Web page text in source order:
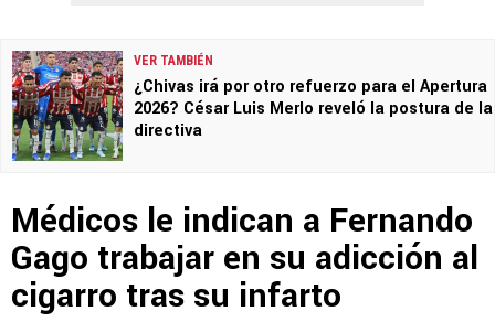
VER TAMBIÉN
¿Chivas irá por otro refuerzo para el Apertura
2026? César Luis Merlo reveló la postura de la
directiva
Médicos le indican a Fernando
Gago trabajar en su adicción al
cigarro tras su infarto